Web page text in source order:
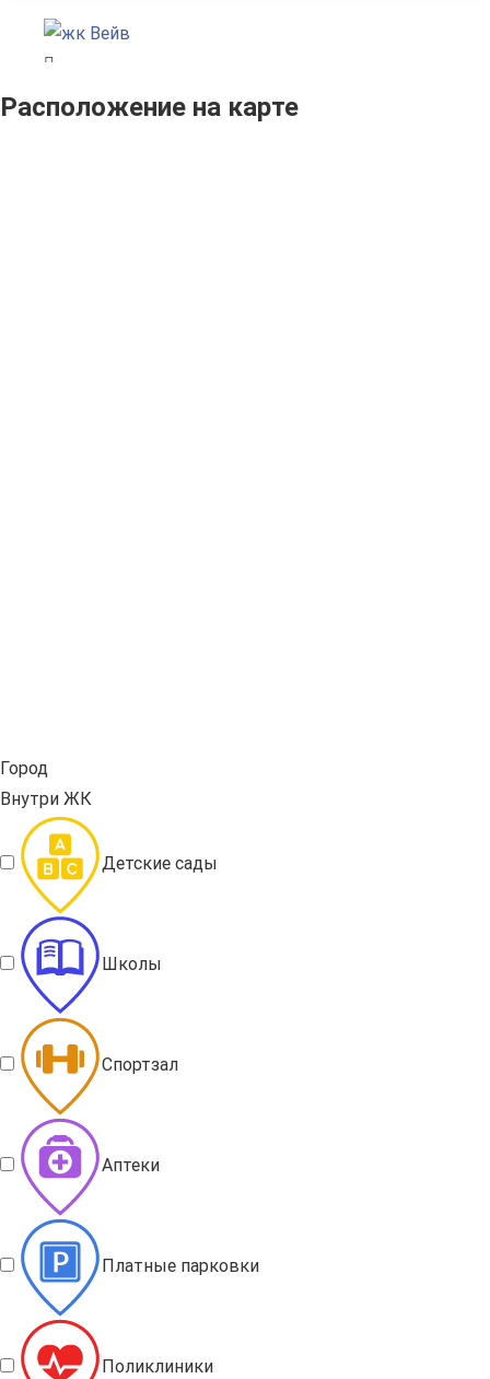
Расположение на карте
Город
Внутри ЖК
Детские сады
Школы
Спортзал
Аптеки
Платные парковки
Поликлиники